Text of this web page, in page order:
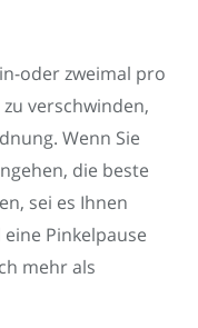
oder zweimal pro
verschwinden,
Wenn Sie
die beste
sei es Ihnen
Pinkelpause
mehr als